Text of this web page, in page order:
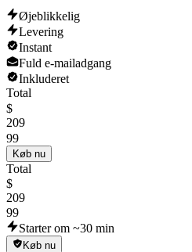
Øjeblikkelig
Levering
Instant
Fuld e-mailadgang
Inkluderet
Total
$
209
99
Køb nu
Total
$
209
99
Starter om ~30 min
Køb nu